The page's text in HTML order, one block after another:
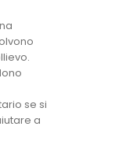
se si
a